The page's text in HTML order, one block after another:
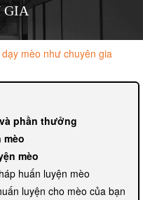
GIA
mèo như chuyên gia
phần thưởng
mèo
mèo
huấn luyện mèo
luyện cho mèo của bạn